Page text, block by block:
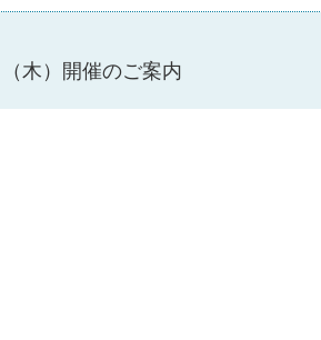
木）開催のご案内